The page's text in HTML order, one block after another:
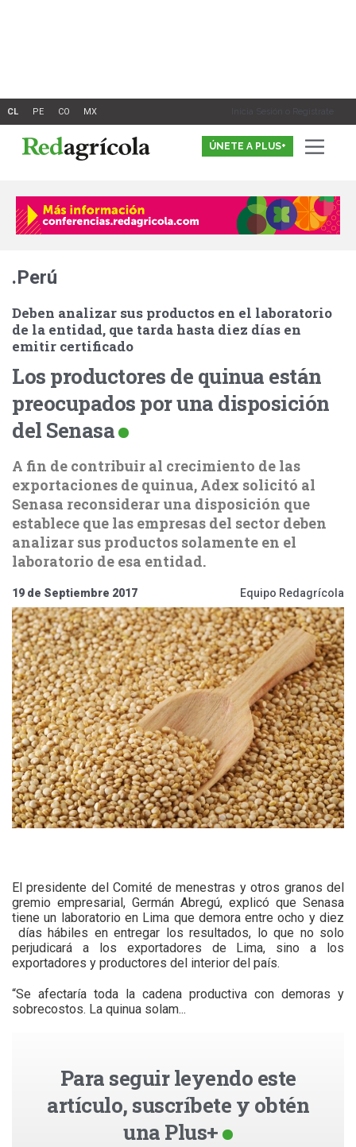
Inicia Sesión o Registrate
ÚNETE A PLUS+
.Perú
Deben analizar sus productos en el laboratorio
de la entidad, que tarda hasta diez días en
emitir certificado
Los productores de quinua están
preocupados por una disposición
del Senasa
A fin de contribuir al crecimiento de las
exportaciones de quinua, Adex solicitó al
Senasa reconsiderar una disposición que
establece que las empresas del sector deben
analizar sus productos solamente en el
laboratorio de esa entidad.
19 de Septiembre 2017 Equipo Redagrícola
El presidente del Comité de menestras y otros granos del
gremio empresarial, Germán Abregú, explicó que Senasa
tiene un laboratorio en Lima que demora entre ocho y diez
días hábiles en entregar los resultados, lo que no solo
perjudicará a los exportadores de Lima, sino a los
exportadores y productores del interior del país.
“Se afectaría toda la cadena productiva con demoras y
sobrecostos. La quinua solam...
Para seguir leyendo este
artículo, suscríbete y obtén
una Plus+